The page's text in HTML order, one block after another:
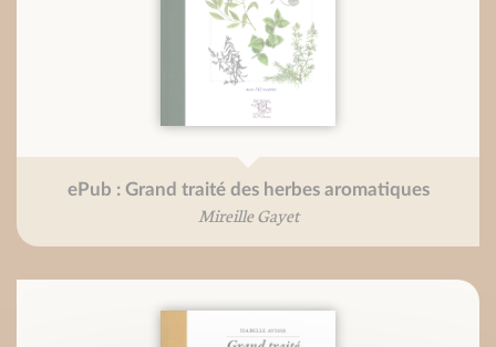
ePub : Grand traité des herbes aromatiques
Mireille Gayet